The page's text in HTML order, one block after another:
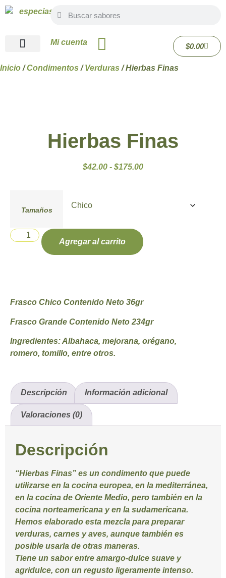
Mi cuenta $0.00
Inicio /Condimentos /Verduras / Hierbas Finas
Hierbas Finas
$42.00 - $175.00
Tamaños
Agregar al carrito
Frasco Chico Contenido Neto 36gr
Frasco Grande Contenido Neto 234gr
Ingredientes:Albahaca, mejorana, orégano,
romero, tomillo, entre otros.
Descripción Información adicional
Valoraciones (0)
Descripción
“Hierbas Finas” es un condimento que puede
utilizarse en la cocina europea, en la mediterránea,
en la cocina de Oriente Medio, pero también en la
cocina norteamericana y en la sudamericana.
Hemos elaborado esta mezcla para preparar
verduras, carnes y aves, aunque también es
posible usarla de otras maneras.
Tiene un sabor entre amargo-dulce suave y
agridulce, con un regusto ligeramente intenso.